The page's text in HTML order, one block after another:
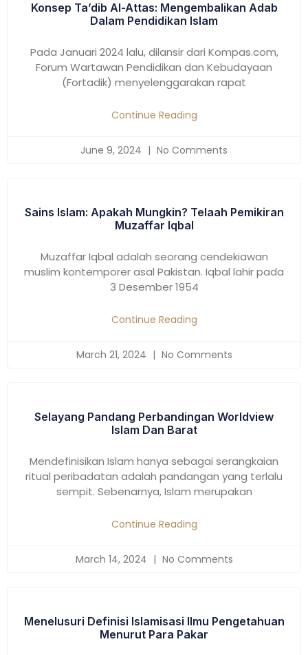
Konsep Ta’dib Al-Attas: Mengembalikan Adab
Dalam Pendidikan Islam
Pada Januari 2024 lalu, dilansir dari Kompas.com,
Forum Wartawan Pendidikan dan Kebudayaan
(Fortadik) menyelenggarakan rapat
Continue Reading
June 9, 2024 No Comments
Sains Islam: Apakah Mungkin? Telaah Pemikiran
Muzaffar Iqbal
Muzaffar Iqbal adalah seorang cendekiawan
muslim kontemporer asal Pakistan. Iqbal lahir pada
3 Desember 1954
Continue Reading
March 21, 2024 No Comments
Selayang Pandang Perbandingan Worldview
Islam Dan Barat
Mendefinisikan Islam hanya sebagai serangkaian
ritual peribadatan adalah pandangan yang terlalu
sempit. Sebenarnya, Islam merupakan
Continue Reading
March 14, 2024 No Comments
Menelusuri Definisi Islamisasi Ilmu Pengetahuan
Menurut Para Pakar